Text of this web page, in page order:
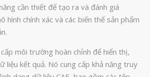
Industries
Marine
Ứng Dụng
Thư Viện
cần thiết để tạo ra và đánh giá
hình chính xác và các biến thể sản phẩm
môi trường hoàn chỉnh để hiển thị,
liệu kết quả. Nó cung cấp khả năng truy